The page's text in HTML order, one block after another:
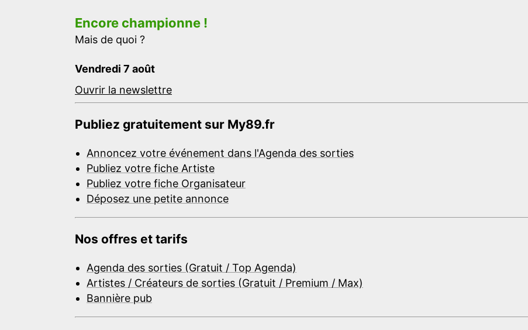
Encore championne !
Mais de quoi ?
Vendredi 7 août
Ouvrir la newslettre
Publiez gratuitement sur My89.fr
Annoncez votre événement dans l'Agenda des sorties
Publiez votre fiche Artiste
Publiez votre fiche Organisateur
Déposez une petite annonce
Nos offres et tarifs
Agenda des sorties (Gratuit / Top Agenda)
Artistes / Créateurs de sorties (Gratuit / Premium / Max)
Bannière pub